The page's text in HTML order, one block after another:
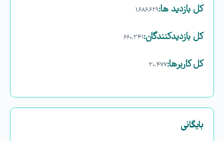
کل بازدید ها:۱,۶۸۶,۶۲۹
کل بازدیدکنند‌گان:۶۶۰,۳۴۱
کل کاربرها:۳۰,۴۷۷
بایگانی